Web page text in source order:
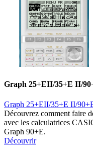
Graph 25+EII/35+E II/
Graph 25+EII/35+E II/
Découvrez comment faire
avec les calculatrices
Graph 90+E.
Découvrir